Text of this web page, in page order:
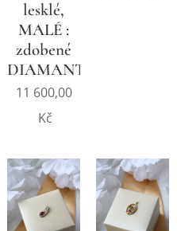
lesklé,
MALÉ :
zdobené
DIAMANTY
11 600,00
Kč